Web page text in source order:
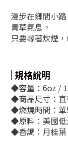
漫步在鄉間小
青草氣息。
只要尋著炊煙
規格說明
◆容量：6oz /
◆商品尺寸：
◆燃燒時間：單
◆原料：美國低
◆香調： 月桂